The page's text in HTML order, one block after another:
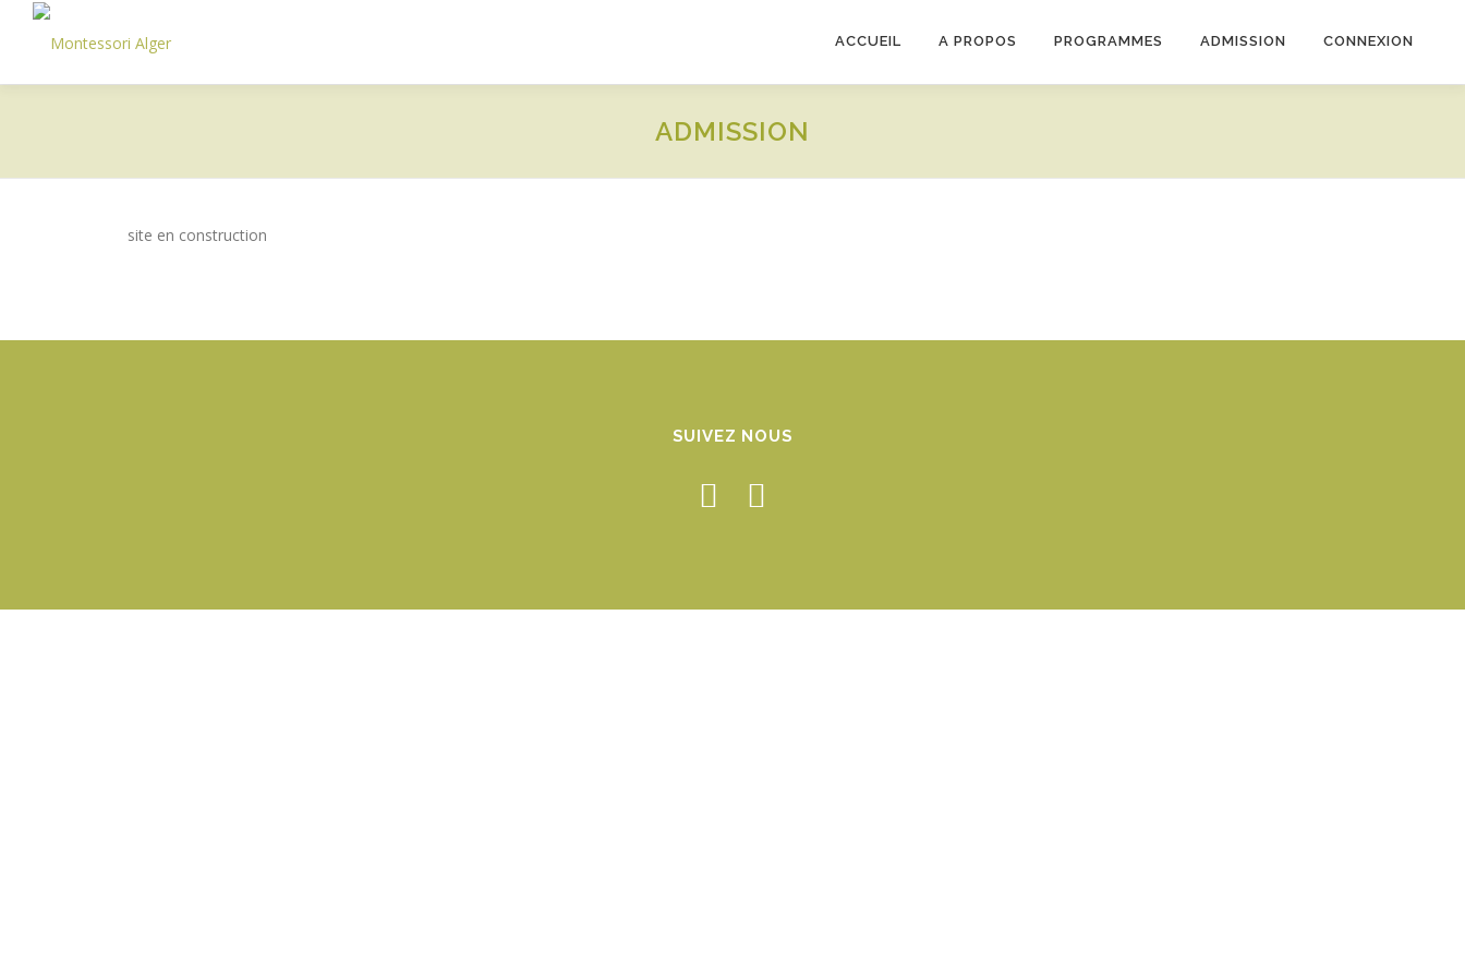
ACCUEIL A PROPOS PROGRAMMES ADMISSION CONNEXION
ADMISSION
site en construction
SUIVEZ NOUS